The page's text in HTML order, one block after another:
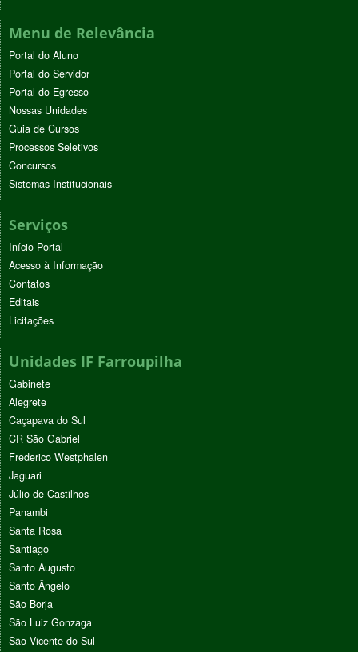
Menu de Relevância
Portal do Aluno
Portal do Servidor
Portal do Egresso
Nossas Unidades
Guia de Cursos
Processos Seletivos
Concursos
Sistemas Institucionais
Serviços
Início Portal
Acesso à Informação
Contatos
Editais
Licitações
Unidades IF Farroupilha
Gabinete
Alegrete
Caçapava do Sul
CR São Gabriel
Frederico Westphalen
Jaguari
Júlio de Castilhos
Panambi
Santa Rosa
Santiago
Santo Augusto
Santo Ângelo
São Borja
São Luiz Gonzaga
São Vicente do Sul